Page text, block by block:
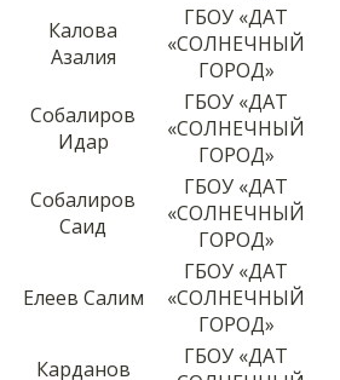
Калова
Азалия
ГБОУ «ДАТ
«СОЛНЕЧНЫЙ
ГОРОД»
Собалиров
Идар
ГБОУ «ДАТ
«СОЛНЕЧНЫЙ
ГОРОД»
Собалиров
Саид
ГБОУ «ДАТ
«СОЛНЕЧНЫЙ
ГОРОД»
Елеев Салим
ГБОУ «ДАТ
«СОЛНЕЧНЫЙ
ГОРОД»
Карданов
ГБОУ «ДАТ